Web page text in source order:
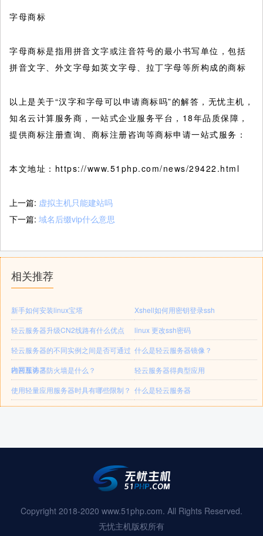
字母商标
字母商标是指用拼音文字或注音符号的最小书写单位，包括
拼音文字、外文字母如英文字母、拉丁字母等所构成的商标
以上是关于“汉字和字母可以申请商标吗”的解答，无忧主机，
知名云计算服务商，一站式企业服务平台，18年品质保障，
提供商标注册查询、商标注册咨询等商标申请一站式服务：
本文地址：https://www.51php.com/news/29422.html
上一篇: 虚拟主机只能建站吗
下一篇: 域名后缀vip什么意思
相关推荐
新手如何安装linux宝塔
Xshell如何用密钥登录ssh
轻云服务器升级CN2线路有什么优点
linux 更改ssh密码
轻云服务器的不同实例之间是否可通过
内网互访？
什么是轻云服务器镜像？
轻云服务器防火墙是什么？
轻云服务器得典型应用
使用轻量应用服务器时具有哪些限制？ 什么是轻云服务器
Copyright 2018-2020 www.51php.com. All Rights Reserved.
无忧主机版权所有